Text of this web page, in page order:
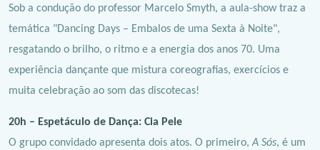
Sob a condução do professor Marcelo Smyth, a aula-show traz a
temática "Dancing Days – Embalos de uma Sexta à Noite",
resgatando o brilho, o ritmo e a energia dos anos 70. Uma
experiência dançante que mistura coreografias, exercícios e
muita celebração ao som das discotecas!
20h – Espetáculo de Dança: Cia Pele
O grupo convidado apresenta dois atos. O primeiro,A Sós, é um